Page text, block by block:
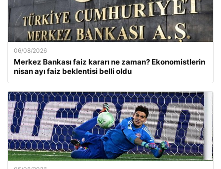
06/08/2026
Merkez Bankası faiz kararı ne zaman? Ekonomistlerin
nisan ayı faiz beklentisi belli oldu